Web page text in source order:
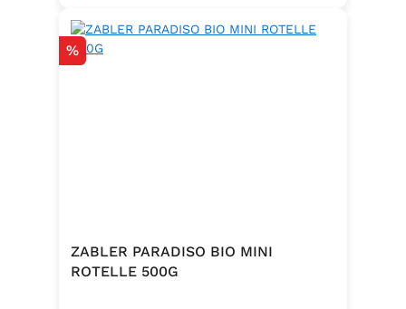
Rabatt
%
ZABLER PARADISO BIO MINI
ROTELLE 500G